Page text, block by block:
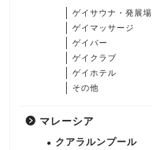
ゲイサウナ・発展場
ゲイマッサージ
ゲイバー
ゲイクラブ
ゲイホテル
その他
マレーシア
クアラルンプール